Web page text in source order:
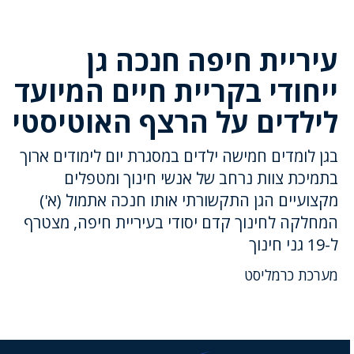
עיריית חיפה חנכה גן
ייחודי בקריית חיים המיועד
לילדים על הרצף האוטיסטי
בגן לומדים חמישה ילדים במסגרת יום לימודים ארוך
בתמיכת צוות נרחב של אנשי חינוך ומטפלים
מקצועיים הגן התקשורתי אותו חנכה אתמול (א')
המחלקה לחינוך קדם יסודי בעיריית חיפה, מצטרף
ל-19 גני חינוך
מערכת כרמליסט